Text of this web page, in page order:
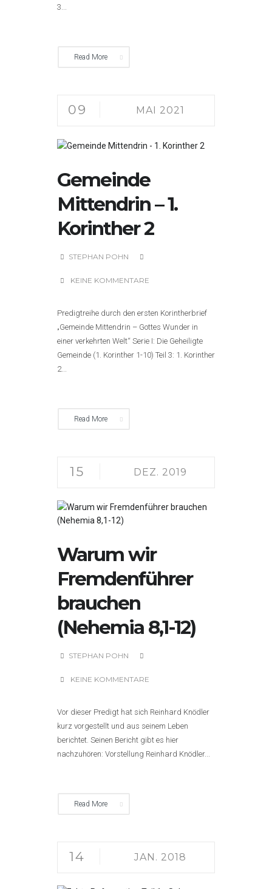
3...
Read More
09 MAI 2021
Gemeinde
Mittendrin – 1.
Korinther 2
STEPHAN POHN
KEINE KOMMENTARE
Predigtreihe durch den ersten Korintherbrief
„Gemeinde Mittendrin – Gottes Wunder in
einer verkehrten Welt“ Serie I: Die Geheiligte
Gemeinde (1. Korinther 1-10) Teil 3: 1. Korinther
2...
Read More
15 DEZ. 2019
Warum wir
Fremdenführer
brauchen
(Nehemia 8,1-12)
STEPHAN POHN
KEINE KOMMENTARE
Vor dieser Predigt hat sich Reinhard Knödler
kurz vorgestellt und aus seinem Leben
berichtet. Seinen Bericht gibt es hier
nachzuhören: Vorstellung Reinhard Knödler...
Read More
14 JAN. 2018